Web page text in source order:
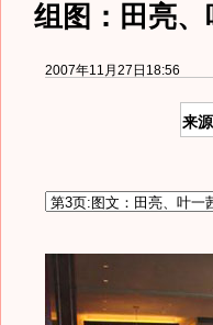
组图：田亮
2007年11月27日18:56
来